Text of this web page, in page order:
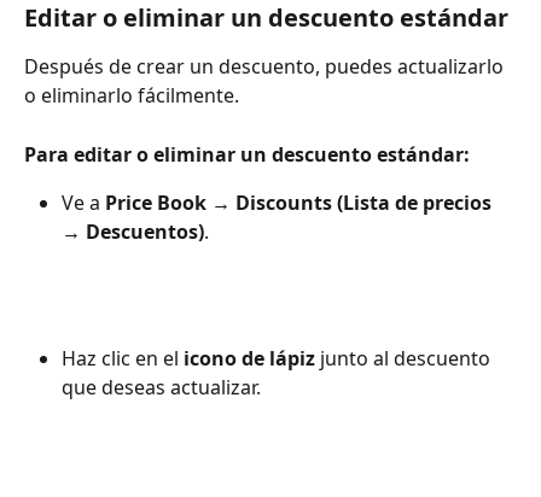
Editar o eliminar un descuento estándar
Después de crear un descuento, puedes actualizarlo
o eliminarlo fácilmente.
Para editar o eliminar un descuento estándar:
Ve a Price Book → Discounts (Lista de precios
→ Descuentos).
Haz clic en el icono de lápiz junto al descuento
que deseas actualizar.